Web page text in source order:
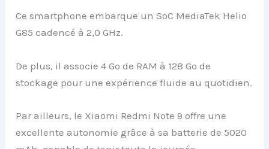
Ce smartphone embarque un SoC MediaTek Helio
G85 cadencé à 2,0 GHz.
De plus, il associe 4 Go de RAM à 128 Go de
stockage pour une expérience fluide au quotidien.
Par ailleurs, le Xiaomi Redmi Note 9 offre une
excellente autonomie grâce à sa batterie de 5020